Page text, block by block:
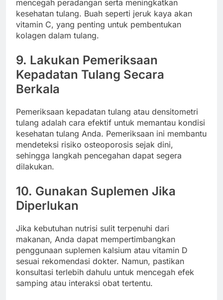
mencegah peradangan serta meningkatkan
kesehatan tulang. Buah seperti jeruk kaya akan
vitamin C, yang penting untuk pembentukan
kolagen dalam tulang.
9. Lakukan Pemeriksaan
Kepadatan Tulang Secara
Berkala
Pemeriksaan kepadatan tulang atau densitometri
tulang adalah cara efektif untuk memantau kondisi
kesehatan tulang Anda. Pemeriksaan ini membantu
mendeteksi risiko osteoporosis sejak dini,
sehingga langkah pencegahan dapat segera
dilakukan.
10. Gunakan Suplemen Jika
Diperlukan
Jika kebutuhan nutrisi sulit terpenuhi dari
makanan, Anda dapat mempertimbangkan
penggunaan suplemen kalsium atau vitamin D
sesuai rekomendasi dokter. Namun, pastikan
konsultasi terlebih dahulu untuk mencegah efek
samping atau interaksi obat tertentu.